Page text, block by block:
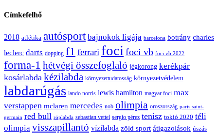
Címkefelhő
2018 atlétika autósport bajnokok ligája barcelona botrány charles
leclerc darts dopping f1 ferrari foci foci vb foci vb 2022
forma-1 hétvégi összefoglaló jégkorong kerékpár
kosárlabda kézilabda környezettudatosság környezetvédelem
labdarúgás lando norris lewis hamilton magyar foci max
verstappen mclaren mercedes nob olimpia oroszország paris saint-
germain red bull röplabda sebastian vettel sergio pérez tenisz tokió 2020 téli
olimpia visszapillantó vízilabda zöld sport átigazolások úszás